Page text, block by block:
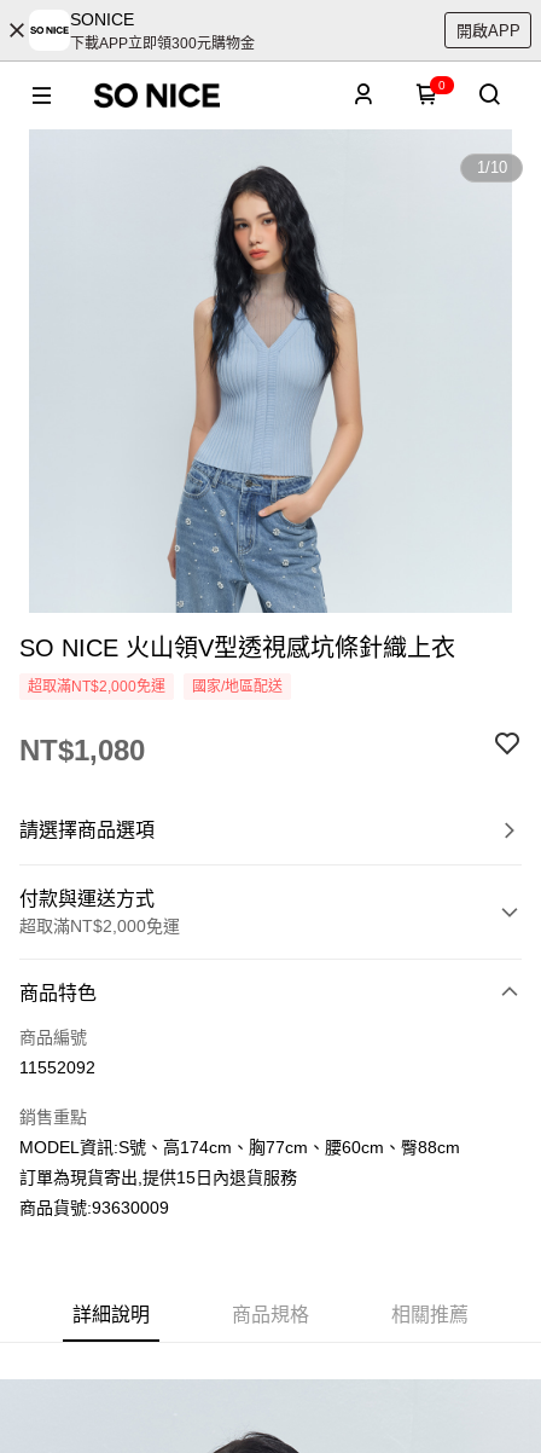
SONICE
下載APP立即領300元購物金
開啟APP
0
1/10
SO NICE 火山領V型透視感坑條針織上衣
超取滿NT$2,000免運 國家/地區配送
NT$1,080
請選擇商品選項
付款與運送方式
超取滿NT$2,000免運
信用卡一次付款
超商取貨付款
Apple Pay
Google Pay
每筆NT$80，滿NT$2,000(含以上)免運費
商品特色
商品編號
11552092
銷售重點
MODEL資訊:S號、高174cm、胸77cm、腰60cm、臀88cm
訂單為現貨寄出,提供15日內退貨服務
商品貨號:93630009
詳細說明 商品規格 相關推薦